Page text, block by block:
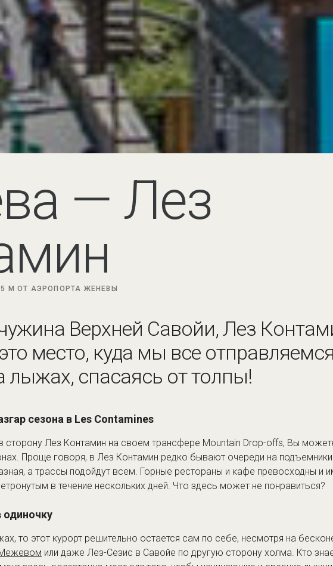
— Лез
МОТ АЭРОПОРТА ЖЕНЕВЫ
Верхней Савойи, Лез
место, куда мы все
лыжах, спасаясь от толпы!
сезона в Les Contamines
сторону Лез Контамин на своем трансфере Mountain Drop-offs, Вы
Проще говоря, в Лез Контамин редко бывают очереди на
а трассы подойдут всем. Горные рестораны и кафе превосходны и
в течение нескольких дней. Что здесь может не понравиться?
одиночку
то этот курорт решительно остается сам по себе, несмотря на
или даже Лез-Сезис в Савойе по другую сторону холма. Кто